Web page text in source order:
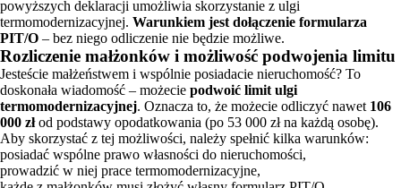
powyższych deklaracji umożliwia skorzystanie z ulgi
termomodernizacyjnej. Warunkiem jest dołączenie formularza
PIT/O – bez niego odliczenie nie będzie możliwe.
Rozliczenie małżonków i możliwość podwojenia limitu
Jesteście małżeństwem i wspólnie posiadacie nieruchomość? To
doskonała wiadomość – możecie podwoić limit ulgi
termomodernizacyjnej. Oznacza to, że możecie odliczyć nawet 106
000 złod podstawy opodatkowania (po 53 000 zł na każdą osobę).
Aby skorzystać z tej możliwości, należy spełnić kilka warunków:
posiadać wspólne prawo własności do nieruchomości,
prowadzić w niej prace termomodernizacyjne,